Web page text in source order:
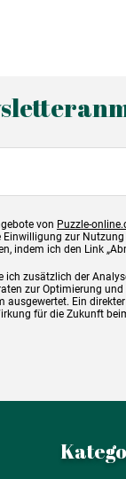
von Puzzle-
zur
indem ich den Link
zusätzlich der
zur Optimierung
Ein
für die Zukunft